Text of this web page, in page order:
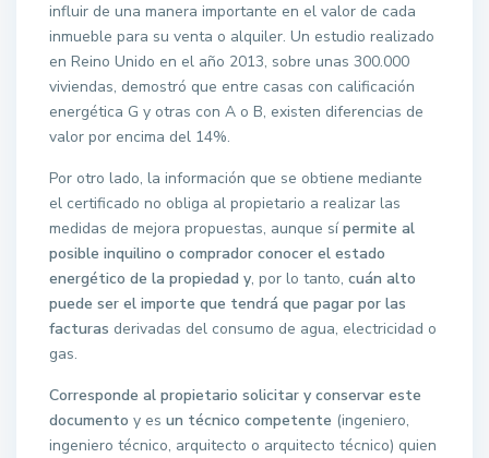
influir de una manera importante en el valor de cada
inmueble para su venta o alquiler. Un estudio realizado
en Reino Unido en el año 2013, sobre unas 300.000
viviendas, demostró que entre casas con calificación
energética G y otras con A o B, existen diferencias de
valor por encima del 14%.
Por otro lado, la información que se obtiene mediante
el certificado no obliga al propietario a realizar las
medidas de mejora propuestas, aunque sípermite al
posible inquilino o comprador conocer el estado
energético de la propiedad y, por lo tanto,cuán alto
puede ser el importe que tendrá que pagar por las
facturas derivadas del consumo de agua, electricidad o
gas.
Corresponde al propietario solicitar y conservar este
documento y esun técnico competente (ingeniero,
ingeniero técnico, arquitecto o arquitecto técnico) quien